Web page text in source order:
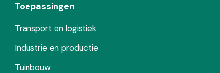
Toepassingen
Transport en logistiek
Industrie en productie
Tuinbouw